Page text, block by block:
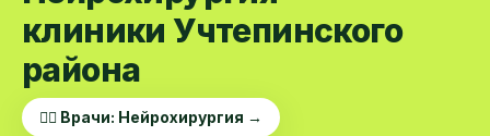
клиники Учтепинского
района
👨‍⚕️ Врачи: Нейрохирургия →